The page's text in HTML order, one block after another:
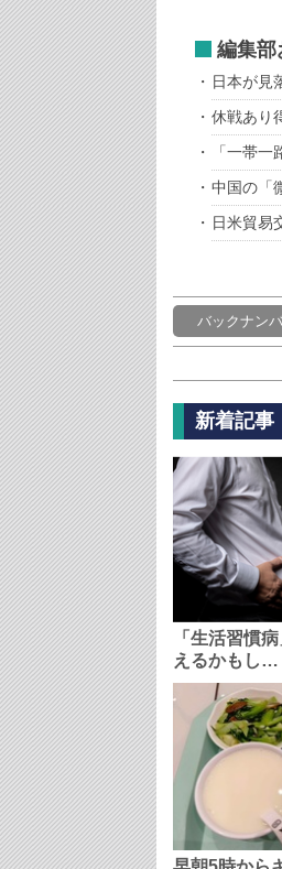
編集部
日本が見
休戦あり
「一帯
中国の「
日米貿易
バックナン
新着記事
「生活習慣
えるかもし…